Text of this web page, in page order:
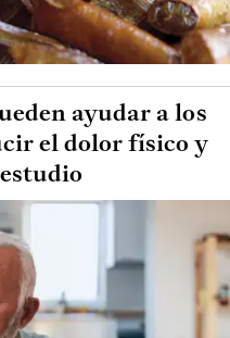
ayudar a los
el dolor físico y